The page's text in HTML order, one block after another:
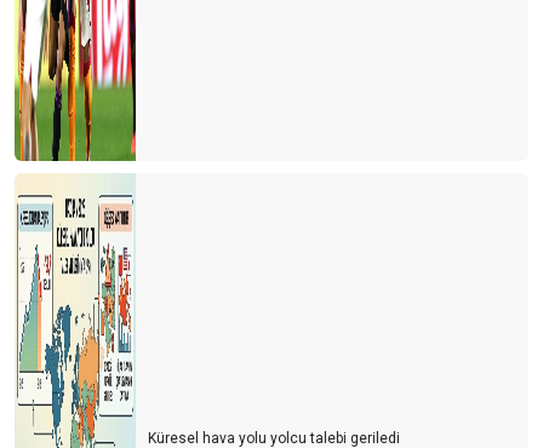
Küresel hava yolu yolcu talebi geriledi